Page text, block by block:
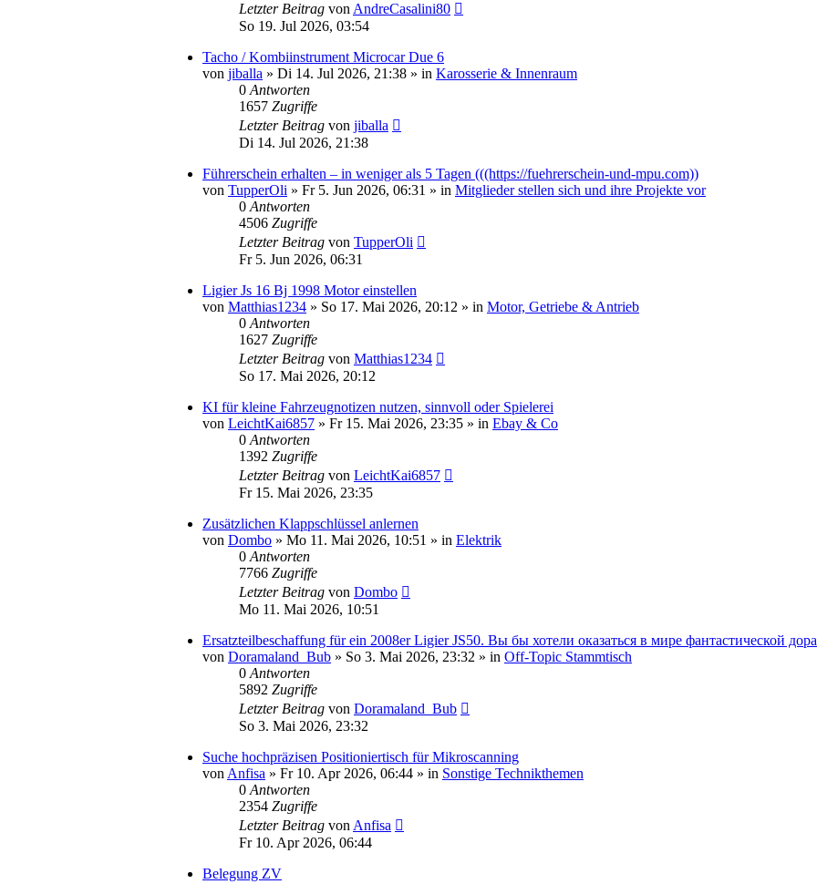
Letzter Beitrag vonAndreCasalini80
So 19. Jul 2026, 03:54
Tacho / Kombiinstrument Microcar Due 6
von jiballa » Di 14. Jul 2026, 21:38 » in Karosserie & Innenraum
0Antworten
1657 Zugriffe
Letzter Beitrag von jiballa
Di 14. Jul 2026, 21:38
Führerschein erhalten – in weniger als 5 Tagen (((https://fuehrerschein-und-mpu.com))
von TupperOli » Fr 5. Jun 2026, 06:31 » in Mitglieder stellen sich und ihre Projekte vor
0Antworten
4506 Zugriffe
Letzter Beitrag von TupperOli
Fr 5. Jun 2026, 06:31
Ligier Js 16 Bj 1998 Motor einstellen
von Matthias1234 » So 17. Mai 2026, 20:12 » in Motor, Getriebe & Antrieb
0Antworten
1627 Zugriffe
Letzter Beitrag von Matthias1234
So 17. Mai 2026, 20:12
KI für kleine Fahrzeugnotizen nutzen, sinnvoll oder Spielerei
von LeichtKai6857 » Fr 15. Mai 2026, 23:35 » in Ebay & Co
0Antworten
1392 Zugriffe
Letzter Beitrag von LeichtKai6857
Fr 15. Mai 2026, 23:35
Zusätzlichen Klappschlüssel anlernen
von Dombo » Mo 11. Mai 2026, 10:51 » in Elektrik
0Antworten
7766 Zugriffe
Letzter Beitrag von Dombo
Mo 11. Mai 2026, 10:51
Ersatzteilbeschaffung für ein 2008er Ligier JS50. Вы бы хотели оказаться в мире фантастической
von Doramaland_Bub » So 3. Mai 2026, 23:32 » in Off-Topic Stammtisch
0Antworten
5892 Zugriffe
Letzter Beitrag von Doramaland_Bub
So 3. Mai 2026, 23:32
Suche hochpräzisen Positioniertisch für Mikroscanning
vonAnfisa » Fr 10. Apr 2026, 06:44 » in Sonstige Technikthemen
0Antworten
2354 Zugriffe
Letzter Beitrag vonAnfisa
Fr 10. Apr 2026, 06:44
Belegung ZV